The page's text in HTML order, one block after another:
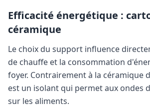
Efficacité énergétique :
céramique
Le choix du support influence
de chauffe et la consommation
foyer. Contrairement à la céramique
est un isolant qui permet aux ondes
sur les aliments.